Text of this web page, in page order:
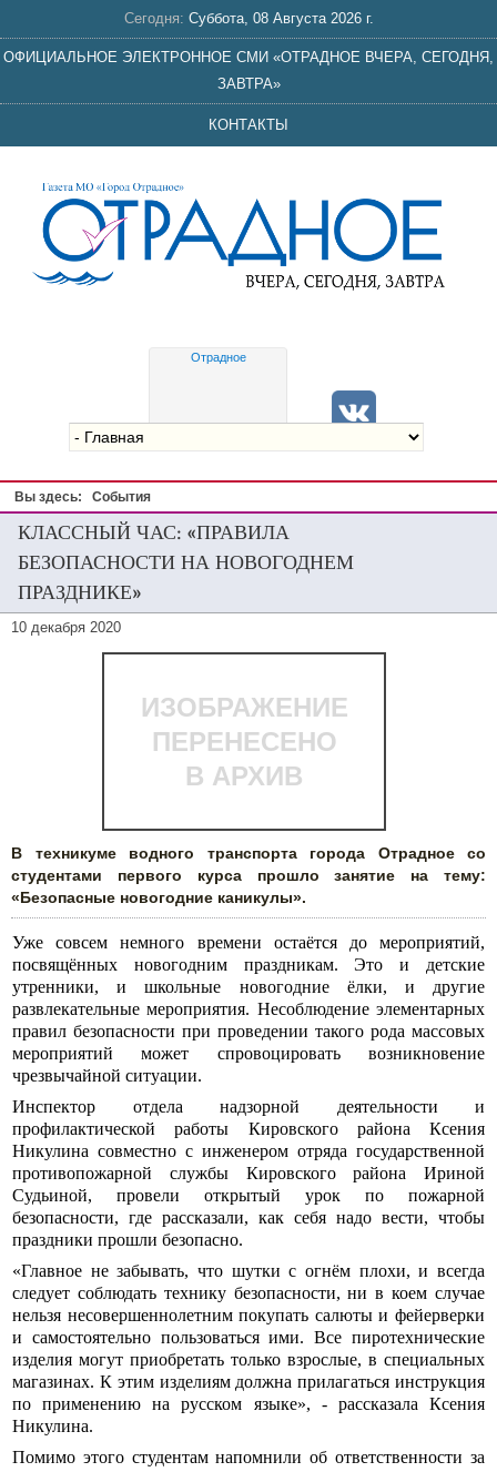
Сегодня: Суббота, 08 Августа 2026 г.
ОФИЦИАЛЬНОЕ ЭЛЕКТРОННОЕ СМИ «ОТРАДНОЕ ВЧЕРА, СЕГОДНЯ,
ЗАВТРА»
КОНТАКТЫ
Отрадное
Вы здесь: События
КЛАССНЫЙ ЧАС: «ПРАВИЛА
БЕЗОПАСНОСТИ НА НОВОГОДНЕМ
ПРАЗДНИКЕ»
10 декабря 2020
ИЗОБРАЖЕНИЕ
ПЕРЕНЕСЕНО
В АРХИВ
В техникуме водного транспорта города Отрадное со
студентами первого курса прошло занятие на тему:
«Безопасные новогодние каникулы».
Уже совсем немного времени остаётся до мероприятий,
посвящённых новогодним праздникам. Это и детские
утренники, и школьные новогодние ёлки, и другие
развлекательные мероприятия. Несоблюдение элементарных
правил безопасности при проведении такого рода массовых
мероприятий может спровоцировать возникновение
чрезвычайной ситуации.
Инспектор отдела надзорной деятельности и
профилактической работы Кировского района Ксения
Никулина совместно с инженером отряда государственной
противопожарной службы Кировского района Ириной
Судьиной, провели открытый урок по пожарной
безопасности, где рассказали, как себя надо вести, чтобы
праздники прошли безопасно.
«Главное не забывать, что шутки с огнём плохи, и всегда
следует соблюдать технику безопасности, ни в коем случае
нельзя несовершеннолетним покупать салюты и фейерверки
и самостоятельно пользоваться ими. Все пиротехнические
изделия могут приобретать только взрослые, в специальных
магазинах. К этим изделиям должна прилагаться инструкция
по применению на русском языке», - рассказала Ксения
Никулина.
Помимо этого студентам напомнили об ответственности за